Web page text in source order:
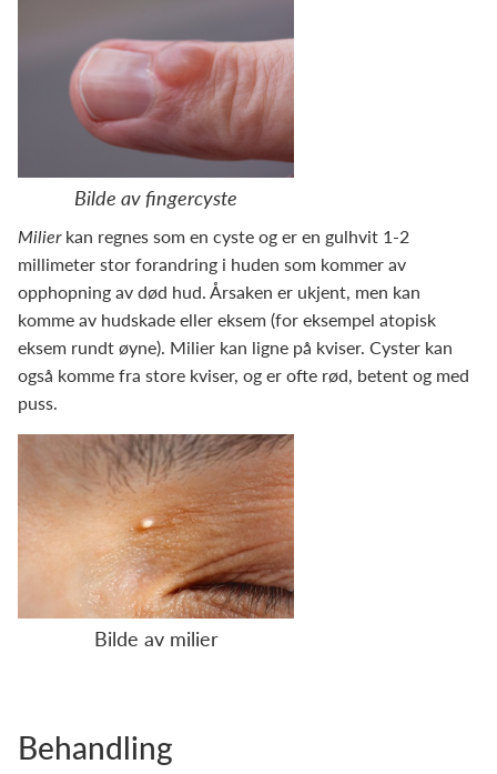
Bilde av fingercyste
Milierkan regnes som en cyste og er en gulhvit 1-2
millimeter stor forandring i huden som kommer av
opphopning av død hud. Årsaken er ukjent, men kan
komme av hudskade eller eksem (for eksempel atopisk
eksem rundt øyne). Milier kan ligne på kviser. Cyster kan
også komme fra store kviser, og er ofte rød, betent og med
puss.
Bilde av milier
Behandling